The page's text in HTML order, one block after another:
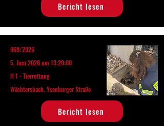
Bericht lesen
069/2026
5. Juni 2026 um 13:20:00
H 1 - Tierrettung
Wächtersbach, Ysenburger Straße
Bericht lesen